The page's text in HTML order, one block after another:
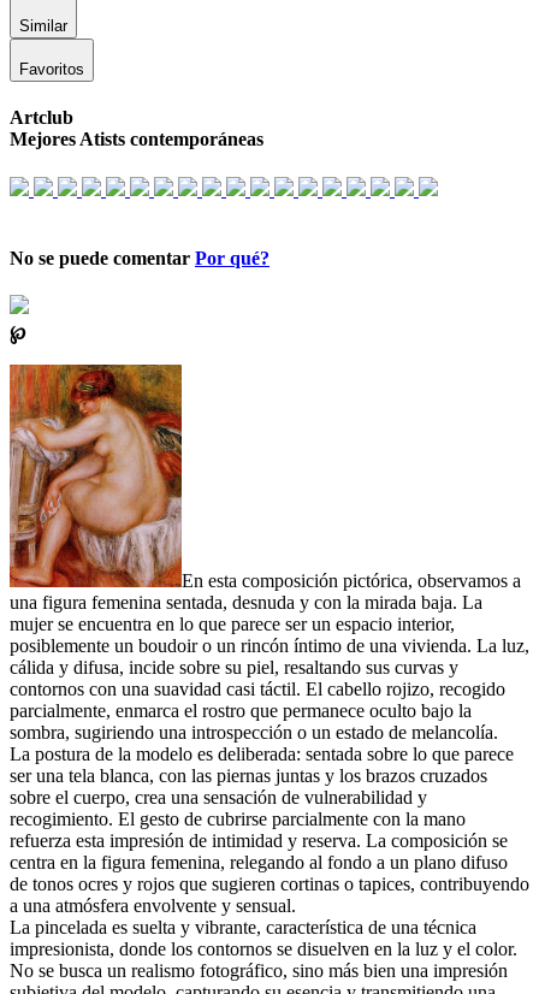
Similar
Favoritos
Artclub
Mejores Atists contemporáneas
No se puede comentar Por qué?
℘
En esta composición pictórica, observamos a
una figura femenina sentada, desnuda y con la mirada baja. La
mujer se encuentra en lo que parece ser un espacio interior,
posiblemente un boudoir o un rincón íntimo de una vivienda. La luz,
cálida y difusa, incide sobre su piel, resaltando sus curvas y
contornos con una suavidad casi táctil. El cabello rojizo, recogido
parcialmente, enmarca el rostro que permanece oculto bajo la
sombra, sugiriendo una introspección o un estado de melancolía.
La postura de la modelo es deliberada: sentada sobre lo que parece
ser una tela blanca, con las piernas juntas y los brazos cruzados
sobre el cuerpo, crea una sensación de vulnerabilidad y
recogimiento. El gesto de cubrirse parcialmente con la mano
refuerza esta impresión de intimidad y reserva. La composición se
centra en la figura femenina, relegando al fondo a un plano difuso
de tonos ocres y rojos que sugieren cortinas o tapices, contribuyendo
a una atmósfera envolvente y sensual.
La pincelada es suelta y vibrante, característica de una técnica
impresionista, donde los contornos se disuelven en la luz y el color.
No se busca un realismo fotográfico, sino más bien una impresión